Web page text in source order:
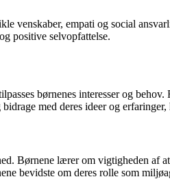
venskaber, empati og social
positive selvopfattelse.
børnenes interesser og
med deres ideer og
Børnene lærer om vigtigheden af
bevidste om deres rolle som